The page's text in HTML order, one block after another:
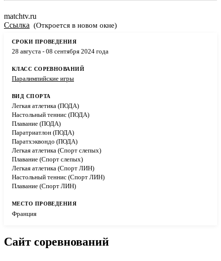
matchtv.ru
Ссылка (Откроется в новом окне)
28 августа - 08 сентября 2024 года
Паралимпийские игры
Легкая атлетика (ПОДА)
Настольный теннис (ПОДА)
Плавание (ПОДА)
Паратриатлон (ПОДА)
Паратхэквондо (ПОДА)
Легкая атлетика (Спорт слепых)
Плавание (Спорт слепых)
Легкая атлетика (Спорт ЛИН)
Настольный теннис (Спорт ЛИН)
Плавание (Спорт ЛИН)
Франция
Сайт соревнований